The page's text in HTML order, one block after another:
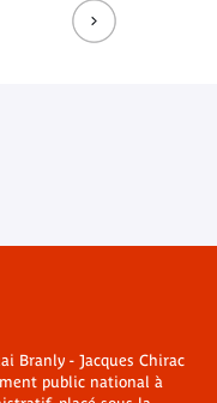
Branly - Jacques Chirac
public national à